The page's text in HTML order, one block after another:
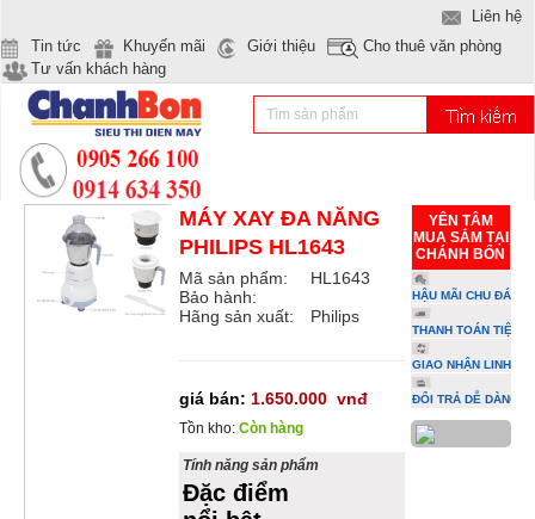
Liên hệ
Tin tức
Khuyến mãi Giới thiệu
Cho thuê văn phòng
Tư vấn khách hàng
MÁY XAY ĐA NĂNG
PHILIPS HL1643
Mã sản phẩm:
HL1643
Bảo hành:
Hãng sản xuất:
Philips
giá bán: 1.650.000 vnđ
Tồn kho: Còn hàng
Tính năng sản phẩm
Đặc điểm
YÊN TÂM
MUA SẮM TẠI
CHÁNH BỔN
HẬU MÃI CHU ĐÁO
THANH TOÁN TIỆN
GIAO NHẬN LINH
ĐỔI TRẢ DỄ DÀNG